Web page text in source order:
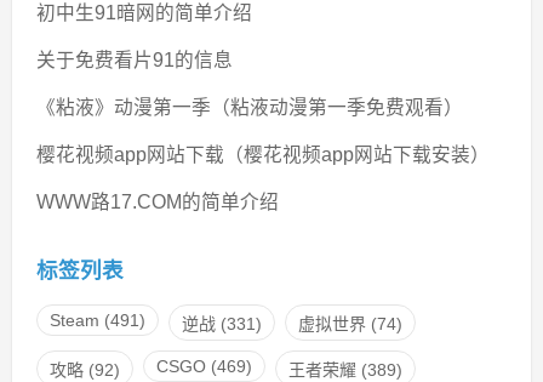
初中生91暗网的简单介绍
关于免费看片91的信息
《粘液》动漫第一季（粘液动漫第一季免费观看）
樱花视频app网站下载（樱花视频app网站下载安装）
WWW路17.COM的简单介绍
标签列表
Steam (491) 逆战(331) 虚拟世界(74)
攻略(92) CSGO(469) 王者荣耀 (389)